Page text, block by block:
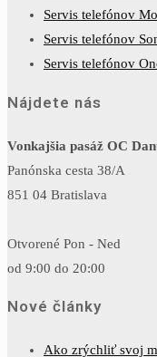
Servis telefónov
Servis telefónov
Servis telefónov
Nájdete nás
Vonkajšia pasáž OC
Panónska cesta 38/A
851 04 Bratislava
Otvorené Pon - Ned
od 9:00 do 20:00
Nové články
Ako zrýchliť svoj